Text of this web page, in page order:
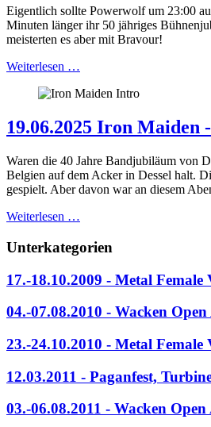
Eigentlich sollte Powerwolf um 23:00
Minuten länger ihr 50 jähriges
meisterten es aber mit Bravour!
Weiterlesen …
19.06.2025 Iron Maiden
Waren die 40 Jahre Bandjubiläum von
Belgien auf dem Acker in Dessel halt.
gespielt. Aber davon war an diesem
Weiterlesen …
Unterkategorien
17.-18.10.2009 - Metal
04.-07.08.2010 - Wacken
23.-24.10.2010 - Metal
12.03.2011 - Paganfest,
03.-06.08.2011 - Wacken